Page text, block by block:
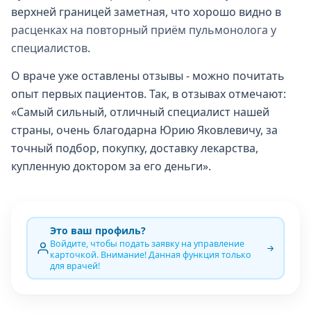
верхней границей заметная, что хорошо видно в
расценках на повторный приём пульмонолога у
специалистов.
О враче уже оставлены отзывы - можно почитать
опыт первых пациентов. Так, в отзывах отмечают:
«Самый сильный, отличный специалист нашей
страны, очень благодарна Юрию Яковлевичу, за
точный подбор, покупку, доставку лекарства,
купленную доктором за его деньги».
Это ваш профиль?
Войдите, чтобы подать заявку на управление
карточкой. Внимание! Данная функция только
для врачей!